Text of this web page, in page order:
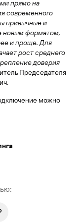
прямо на
современного
привычные и
новым форматом,
и проще. Для
рост среднего
доверия
Председателя
можно